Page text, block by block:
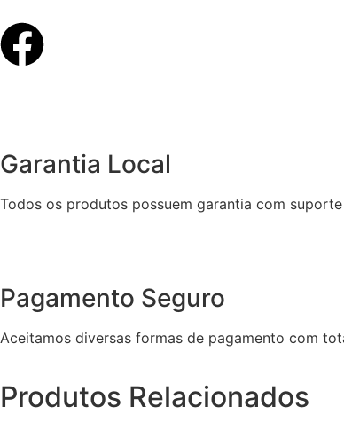
Garantia Local
Todos os produtos possuem garantia com
Pagamento Seguro
Aceitamos diversas formas de pagamento com
Produtos Relacionados